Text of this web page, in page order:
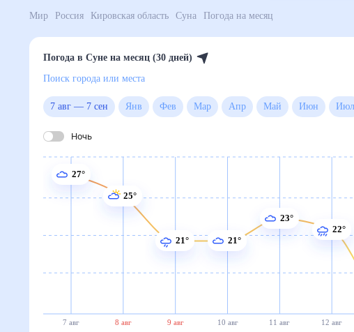
Мир Россия Кировская область Суна Погода на месяц
Погода в Суне на месяц (30 дней)
Поиск города или места
7 авг—7 сен Янв Фев Мар Апр Май Июн
Ночь
7 авг 8 авг 9 авг 10 авг 11 авг 12 авг
27°
25°
21° 21°
23°
22°